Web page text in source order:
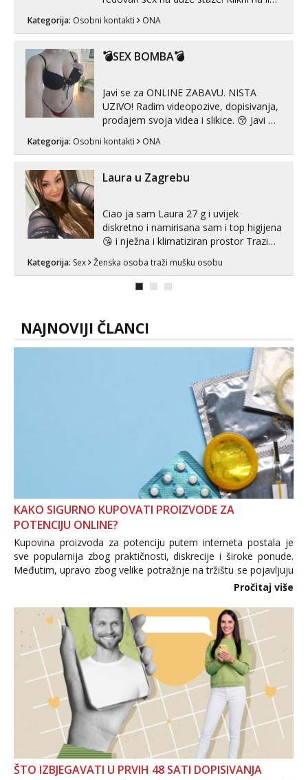
Kategorija: Osobni kontakti ONA
💣SEX BOMBA💣
Javi se za ONLINE ZABAVU. NISTA
UZIVO! Radim videopozive, dopisivanja,
prodajem svoja videa i slikice. 😚 Javi mi
Telegram. +385 91 723 0045
Kategorija: Osobni kontakti ONA
Laura u Zagrebu
Ciao ja sam Laura 27 g i uvijek
diskretno i namirisana sam i top higijena
😘 i nježna i klimatiziran prostor Trazim
Pusenje i gutanje sperme Erotsko rublje
imam uvijek Lizati me mozes i ljubiti po
Kategorija: Sex Ženska osoba traži mušku osobu
NAJNOVIJI ČLANCI
KAKO SIGURNO KUPOVATI PROIZVODE ZA
POTENCIJU ONLINE?
Kupovina proizvoda za potenciju putem interneta postala je
sve popularnija zbog praktičnosti, diskrecije i široke ponude.
Međutim, upravo zbog velike potražnje na tržištu se pojavljuju
i brojni krivotvoreni proizvodi, nepouzdane internetske
Pročitaj više
ŠTO IZBJEGAVATI U PRVIH 48 SATI DOPISIVANJA